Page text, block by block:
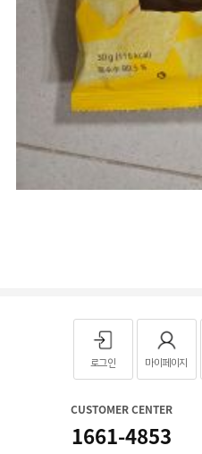
로그인 마이페이지
CUSTOMER CENTER
1661-4853